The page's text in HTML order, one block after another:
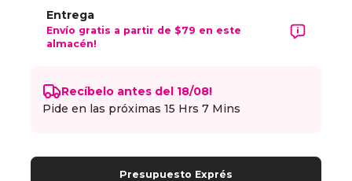
Entrega
Envío gratis a partir de $79 en este
almacén!
Recíbelo antes del 18/08!
Pide en las próximas15 Hrs 7 Mins
Presupuesto Exprés